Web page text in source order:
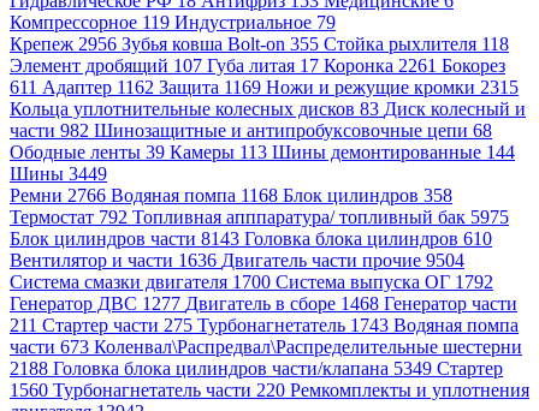
Компрессорное 119 Индустриальное 79
Крепеж 2956 Зубья ковша Bolt-on 355 Стойка рыхлителя 118
Элемент дробящий 107 Губа литая 17 Коронка 2261 Бокорез
611 Адаптер 1162 Защита 1169 Ножи и режущие кромки 2315
Кольца уплотнительные колесных дисков 83 Диск колесный и
части 982 Шинозащитные и антипробуксовочные цепи 68
Ободные ленты 39 Камеры 113 Шины демонтированные 144
Шины 3449
Ремни 2766 Водяная помпа 1168 Блок цилиндров 358
Термостат 792 Топливная апппаратура/ топливный бак 5975
Блок цилиндров части 8143 Головка блока цилиндров 610
Вентилятор и части 1636 Двигатель части прочие 9504
Система смазки двигателя 1700 Система выпуска ОГ 1792
Генератор ДВС 1277 Двигатель в сборе 1468 Генератор части
211 Стартер части 275 Турбонагнетатель 1743 Водяная помпа
части 673 Коленвал\Распредвал\Распределительные шестерни
2188 Головка блока цилиндров части/клапана 5349 Стартер
1560 Турбонагнетатель части 220 Ремкомплекты и уплотнения